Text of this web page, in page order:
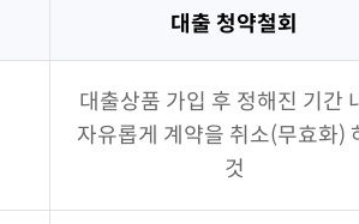
대출 청약철회
대출상품 가입 후 정해진 기간
자유롭게 계약을 취소(무효화)
것